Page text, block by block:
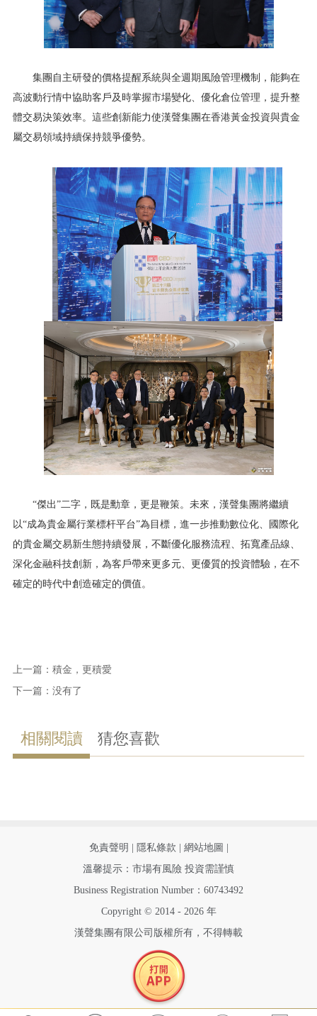
集團自主研發的價格提醒系統與全週期風險管理機制，能夠在
高波動行情中協助客戶及時掌握市場變化、優化倉位管理，提升整
體交易決策效率。這些創新能力使漢聲集團在香港黃金投資與貴金
屬交易領域持續保持競爭優勢。
“傑出”二字，既是勳章，更是鞭策。未來，漢聲集團將繼續
以“成為貴金屬行業標杆平台”為目標，進一步推動數位化、國際化
的貴金屬交易新生態持續發展，不斷優化服務流程、拓寬產品線、
深化金融科技創新，為客戶帶來更多元、更優質的投資體驗，在不
確定的時代中創造確定的價值。
上一篇： 積金，更積愛
下一篇：没有了
相關閱讀 猜您喜歡
免責聲明 | 隱私條款 | 網站地圖 |
溫馨提示：市場有風險 投資需謹慎
Business Registration Number：60743492
Copyright © 2014 - 2026 年
漢聲集團有限公司版權所有，不得轉載